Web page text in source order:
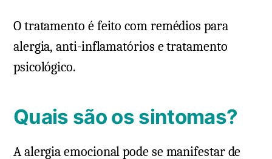
O tratamento é feito com remédios para
alergia, anti-inflamatórios e tratamento
psicológico.
Quais são os sintomas?
A alergia emocional pode se manifestar de